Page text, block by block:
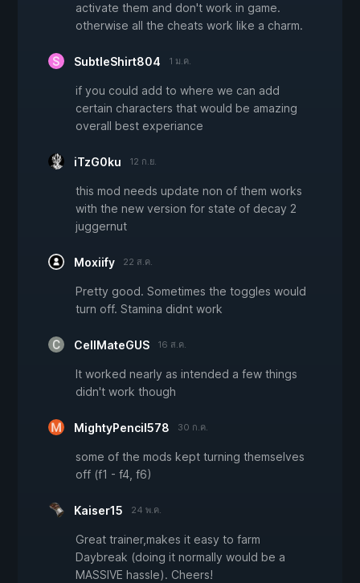
activate them and don't work in game.
otherwise all the cheats work like a charm.
SubtleShirt804 1 ม.ค.
if you could add to where we can add
certain characters that would be amazing
overall best experiance
iTzG0ku 12 ก.ย.
this mod needs update non of them works
with the new version for state of decay 2
juggernut
Moxiify 22 ส.ค.
Pretty good. Sometimes the toggles would
turn off. Stamina didnt work
CellMateGUS 16 ส.ค.
It worked nearly as intended a few things
didn't work though
MightyPencil578 30 ก.ค.
some of the mods kept turning themselves
off (f1 - f4, f6)
Kaiser15 24 พ.ค.
Great trainer,makes it easy to farm
Daybreak (doing it normally would be a
MASSIVE hassle). Cheers!